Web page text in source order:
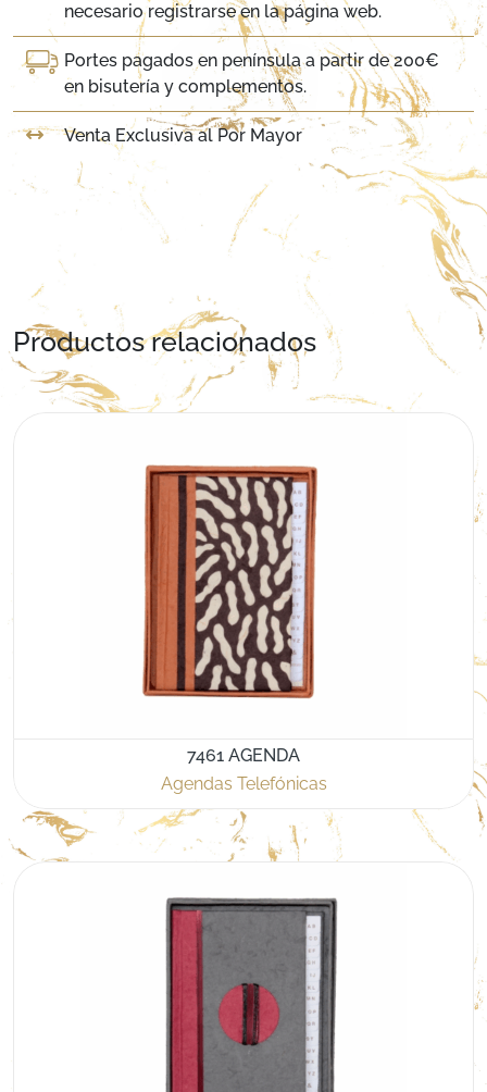
necesario registrarse en la página web.
Portes pagados en península a partir de 200€
en bisutería y complementos.
Venta Exclusiva al Por Mayor
Productos relacionados
7461 AGENDA
Agendas Telefónicas